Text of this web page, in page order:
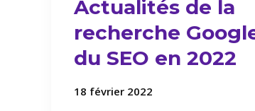
Actualités de la
recherche
du SEO en 2022
18 février 2022